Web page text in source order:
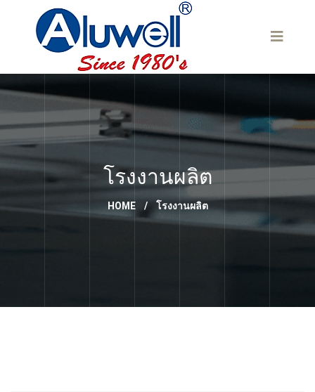
โรงงานผลิต
HOME / โรงงานผลิต